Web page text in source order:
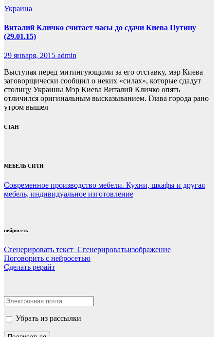
Украина
Виталий Кличко считает часы до сдачи Киева Путину
(29.01.15)
29 января, 2015 admin
Выступая перед митингующими за его отставку, мэр Киева
заговорщически сообщил о неких «силах», которые сдадут
столицу Украины Мэр Киева Виталий Кличко опять
отличился оригинальным высказыванием. Глава города рано
утром вышел
СТАН
МЕБЕЛЬ СИТИ
Современное производство мебели. Кухни, шкафы и другая
мебель, индивидуальное изготовление
нейросеть
Сгенерировать текст Сгенерироватьизображение
Поговорить с нейросетью
Сделать рерайт
Убрать из рассылки